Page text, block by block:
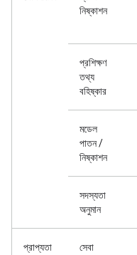
নিষ্কাশন
প্রশিক্ষণ
তথ্য
বহিষ্কার
মডেল
পাতন /
নিষ্কাশন
সদস্যতা
অনুমান
প্রাপ্যতা
সেবা